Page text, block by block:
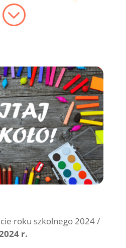
;
roku szkolnego 2024 /
r.